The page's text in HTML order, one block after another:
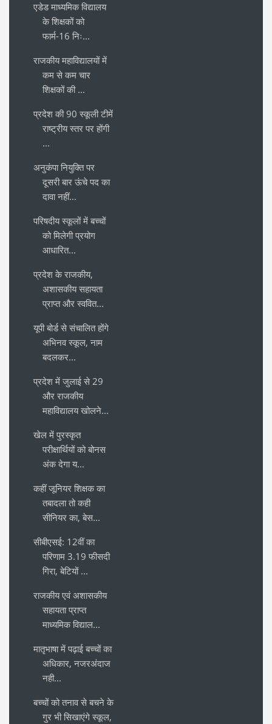
एडेड माध्यमिक विद्यालय
के शिक्षकों को
फार्म-16 निः...
राजकीय महाविद्यालयों में
कम से कम चार
शिक्षकों की ...
प्रदेश की 90 स्कूली टीमें
राष्ट्रीय स्तर पर होंगी
...
अनुकंपा नियुक्ति पर
दूसरी बार ऊंचे पद का
दावा नहीं...
परिषदीय स्कूलों में बच्चों
को मिलेगी प्रयोग
आधारित...
प्रदेश के राजकीय,
अशासकीय सहायता
प्राप्त और स्ववित...
यूपी बोर्ड से संचालित होंगे
अभिनव स्कूल, नाम
बदलकर...
प्रदेश में जुलाई से 29
और राजकीय
महाविद्यालय खोलने...
खेल में पुरस्कृत
परीक्षार्थियों को बोनस
अंक देगा य...
कहीं जूनियर शिक्षक का
तबादला तो कही
सीनियर का, बेस...
सीबीएसई: 12वीं का
परिणाम 3.19 फीसदी
गिरा, बेटियों ...
राजकीय एवं अशासकीय
सहायता प्राप्त
माध्यमिक विद्याल...
मातृभाषा में पढ़ाई बच्चों का
अधिकार, नजरअंदाज
नही...
बच्चों को तनाव से बचने के
गुर भी सिखाएंगे स्कूल,